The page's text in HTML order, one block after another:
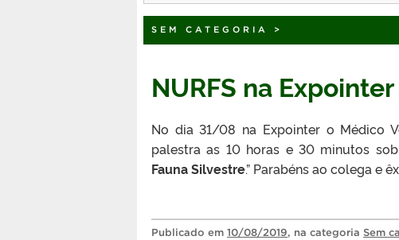
SEM CATEGORIA >
NURFS na
No dia 31/08 na Expointer o Médico
palestra as 10 horas e 30 minutos
Fauna Silvestre.” Parabéns ao colega e
Publicado em 10/08/2019, na categoria Sem